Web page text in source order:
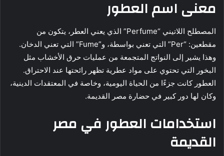
معنى اسم العطور
المصطلح اللاتيني “Perfume” الذي يعني العطر، يتكون من
مقطعين: “Per” التي تعني بواسطة، و”Fume” التي تعني الدخان.
وهذا يشير إلى النواتج المتجمعة من عمليات حرق الأخشاب مثل
البخور التي تحتوي على مواد عطرية تظهر رائحتها عند الاحتراق.
العطور كانت جزءًا من الحياة اليومية، وخاصة في المعتقدات الدينية،
وكان لها دور كبير في حضارة مصر القديمة.
استخدامات العطور في مصر
القديمة